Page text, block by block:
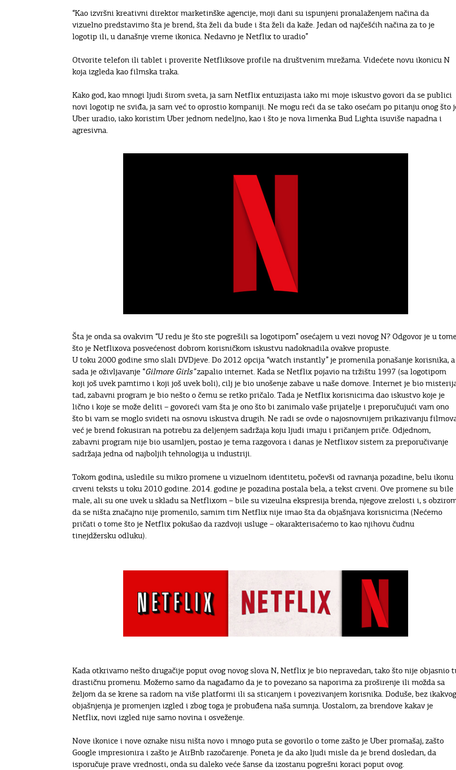
“Kao izvršni kreativni direktor marketinške agencije, moji dani su ispunjeni pronalaženjem načina da
vizuelno predstavimo šta je brend, šta želi da bude i šta želi da kaže. Jedan od najčešćih načina za to je
logotip ili, u današnje vreme ikonica. Nedavno je Netflix to uradio”
Otvorite telefon ili tablet i proverite Netfliksove profile na društvenim mrežama. Videćete novu ikonicu N
koja izgleda kao filmska traka.
Kako god, kao mnogi ljudi širom sveta, ja sam Netflix entuzijasta iako mi moje iskustvo govori da se publici
novi logotip ne sviđa, ja sam već to oprostio kompaniji. Ne mogu reći da se tako osećam po pitanju onog što
Uber uradio, iako koristim Uber jednom nedeljno, kao i što je nova limenka Bud Lighta isuviše napadna i
agresivna.
Šta je onda sa ovakvim “U redu je što ste pogrešili sa logotipom” osećajem u vezi novog N? Odgovor je u
što je Netflixova posvećenost dobrom korisničkom iskustvu nadoknadila ovakve propuste.
U toku 2000 godine smo slali DVDjeve. Do 2012 opcija “watch instantly” je promenila ponašanje korisnika, a
sada je oživljavanje “Gilmore Girls”zapalio internet. Kada se Netflix pojavio na tržištu 1997 (sa logotipom
koji još uvek pamtimo i koji još uvek boli), cilj je bio unošenje zabave u naše domove. Internet je bio
tad, zabavni program je bio nešto o čemu se retko pričalo. Tada je Netflix korisnicima dao iskustvo koje je
lično i koje se može deliti – govoreći vam šta je ono što bi zanimalo vaše prijatelje i preporučujući vam ono
što bi vam se moglo svideti na osnovu iskustva drugih. Ne radi se ovde o najosnovnijem prikazivanju
već je brend fokusiran na potrebu za deljenjem sadržaja koju ljudi imaju i pričanjem priče. Odjednom,
zabavni program nije bio usamljen, postao je tema razgovora i danas je Netflixov sistem za preporučivanje
sadržaja jedna od najboljih tehnologija u industriji.
Tokom godina, usledile su mikro promene u vizuelnom identitetu, počevši od ravnanja pozadine, belu ikonu
crveni teksts u toku 2010 godine. 2014. godine je pozadina postala bela, a tekst crveni. Ove promene su bile
male, ali su one uvek u skladu sa Netflixom – bile su vizeulna ekspresija brenda, njegove zrelosti i, s
da se ništa značajno nije promenilo, samim tim Netflix nije imao šta da objašnjava korisnicima (Nećemo
pričati o tome što je Netflix pokušao da razdvoji usluge – okarakterisaćemo to kao njihovu čudnu
tinejdžersku odluku).
Kada otkrivamo nešto drugačije poput ovog novog slova N, Netflix je bio nepravedan, tako što nije objasnio
drastičnu promenu. Možemo samo da nagađamo da je to povezano sa naporima za proširenje ili možda sa
željom da se krene sa radom na više platformi ili sa sticanjem i povezivanjem korisnika. Doduše, bez ikakvog
objašnjenja je promenjen izgled i zbog toga je probuđena naša sumnja. Uostalom, za brendove kakav je
Netflix, novi izgled nije samo novina i osveženje.
Nove ikonice i nove oznake nisu ništa novo i mnogo puta se govorilo o tome zašto je Uber promašaj, zašto
Google impresionira i zašto je AirBnb razočarenje. Poneta je da ako ljudi misle da je brend dosledan, da
isporučuje prave vrednosti, onda su daleko veće šanse da izostanu pogrešni koraci poput ovog.